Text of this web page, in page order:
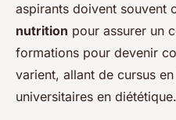
aspirants doivent souvent
nutrition pour assurer un
formations pour devenir
varient, allant de cursus
universitaires en diététique.